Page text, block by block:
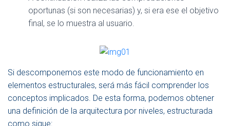
oportunas (si son necesarias) y, si era ese el objetivo
final, se lo muestra al usuario.
Si descomponemos este modo de funcionamiento en
elementos estructurales, será más fácil comprender los
conceptos implicados. De esta forma, podemos obtener
una definición de la arquitectura por niveles, estructurada
como sigue: